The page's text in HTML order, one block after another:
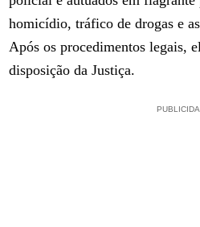
homicídio, tráfico de drogas e
Após os procedimentos legais,
disposição da Justiça.